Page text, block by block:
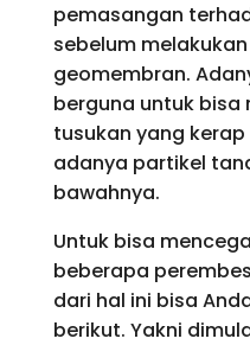
pemasangan
sebelum
geomembran.
berguna untuk bisa
tusukan yang
adanya partikel
bawahnya.
Untuk bisa
beberapa
dari hal ini bisa
berikut. Yakni